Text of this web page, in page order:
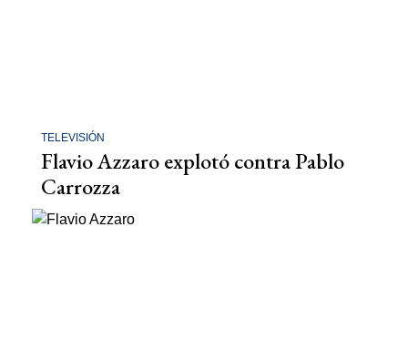
TELEVISIÓN
Flavio Azzaro explotó contra Pablo
Carrozza